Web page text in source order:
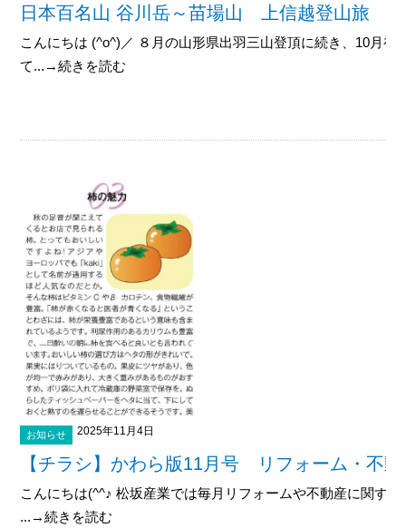
日本百名山 谷川岳～苗場山 上信越登山旅
こんにちは (^o^)／ ８月の山形県出羽三山登頂に続き、10月初
て...→続きを読む
お知らせ 2025年11月4日
【チラシ】かわら版11月号 リフォーム・不
こんにちは(^^♪ 松坂産業では毎月リフォームや不動産に関す
...→続きを読む